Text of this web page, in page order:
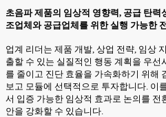
초음파 제품의 임상적 영향력, 공급 탄력
조업체와 공급업체를 위한 실행 가능한
업계 리더는 제품 개발, 상업 전략, 임상
출할 수 있는 실질적인 행동 계획을 우
를 줄이고 진단 효율을 가속화하기 위해
보고 모듈에 선택적으로 투자합니다. 이
서 입증 가능한 임상적 효과로 논의를 전
안을 강화할 수 있습니다.